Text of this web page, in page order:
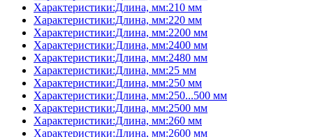
Характеристики:Длина, мм:210 мм
Характеристики:Длина, мм:220 мм
Характеристики:Длина, мм:2200 мм
Характеристики:Длина, мм:2400 мм
Характеристики:Длина, мм:2480 мм
Характеристики:Длина, мм:25 мм
Характеристики:Длина, мм:250 мм
Характеристики:Длина, мм:250...500 мм
Характеристики:Длина, мм:2500 мм
Характеристики:Длина, мм:260 мм
Характеристики:Длина, мм:2600 мм